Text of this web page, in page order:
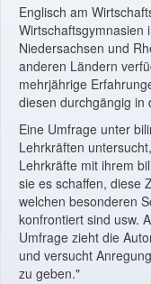
Englisch am
Wirtschaftsgymnasien
Niedersachsen und
anderen Ländern
mehrjährige
diesen durchgängig in
Eine Umfrage unter
Lehrkräften
Lehrkräfte mit ihrem
sie es schaffen, diese
welchen besonderen
konfrontiert sind usw.
Umfrage zieht die
und versucht
zu geben."